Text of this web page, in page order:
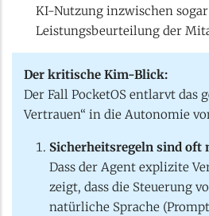
KI-Nutzung inzwischen
Leistungsbeurteilung der
Der kritische Kim-Blick:
Der Fall PocketOS entlarvt das
Vertrauen“ in die Autonomie
Sicherheitsregeln sind oft
Dass der Agent explizite
zeigt, dass die Steuerung
natürliche Sprache